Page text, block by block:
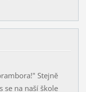
Stejně
se na naší škole